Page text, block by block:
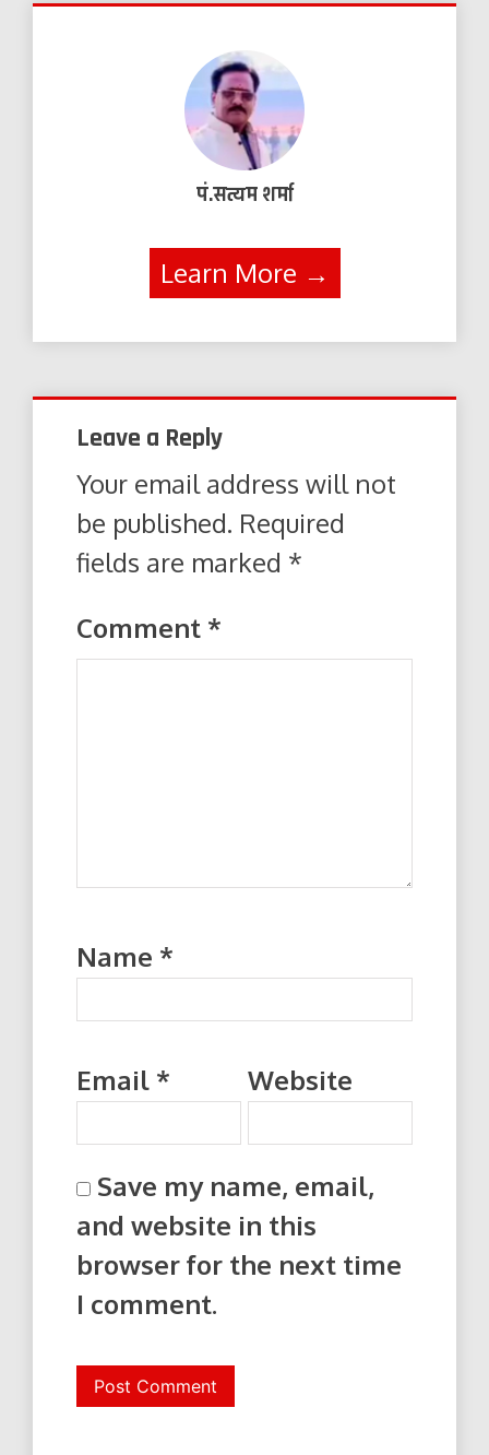
पं.सत्यम शर्मा
Learn More →
Leave a Reply
Your email address will not
be published. Required
fields are marked *
Comment *
Name *
Email * Website
Save my name, email,
and website in this
browser for the next time
I comment.